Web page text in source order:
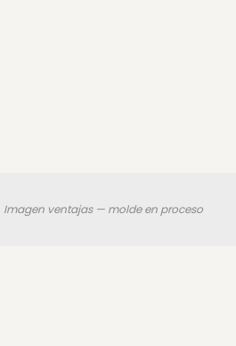
Imagen ventajas — molde en proceso